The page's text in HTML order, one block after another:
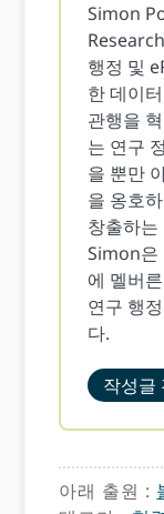
Simon
행정 및
한 데이
관행을
는 연구
을 뿐만
을 옹호
창출하
Simon은
에 멜버
연구 행
다.
작성글
아래 출원 :